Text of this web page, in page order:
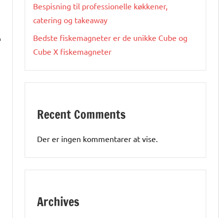
Bespisning til professionelle køkkener,
catering og takeaway
Bedste fiskemagneter er de unikke Cube og
Cube X fiskemagneter
Recent Comments
Der er ingen kommentarer at vise.
Archives